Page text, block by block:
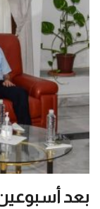
بعد